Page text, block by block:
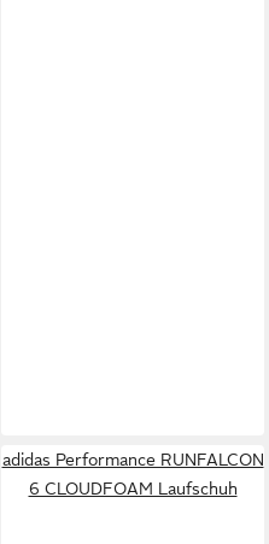
adidas Performance RUNFALCON
6 CLOUDFOAM Laufschuh